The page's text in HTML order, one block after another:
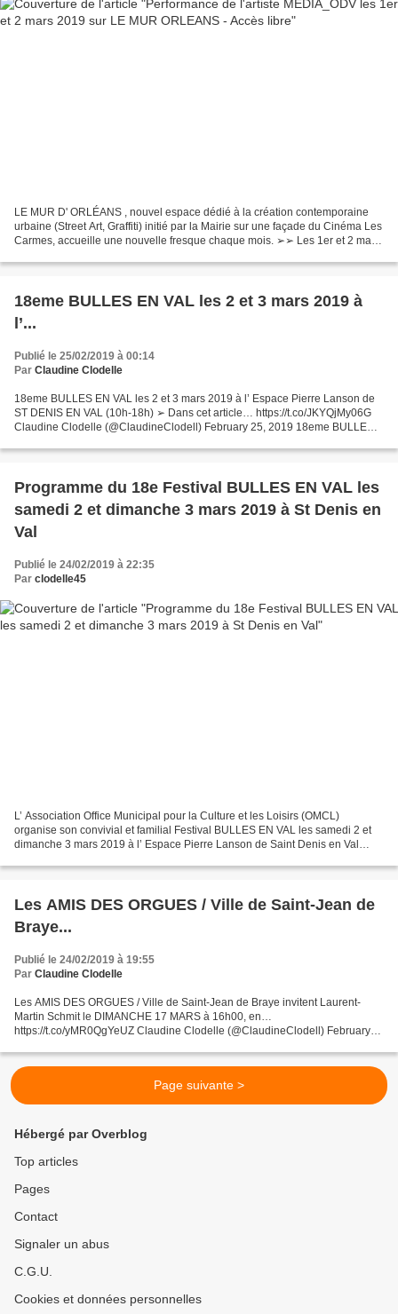
LE MUR D' ORLÉANS , nouvel espace dédié à la création contemporaine
urbaine (Street Art, Graffiti) initié par la Mairie sur une façade du Cinéma Les
Carmes, accueille une nouvelle fresque chaque mois. ➢➢ Les 1er et 2 mars
18eme BULLES EN VAL les 2 et 3 mars 2019 à
l’...
Publié le 25/02/2019 à 00:14
Par Claudine Clodelle
18eme BULLES EN VAL les 2 et 3 mars 2019 à l’ Espace Pierre Lanson de
ST DENIS EN VAL (10h-18h) ➢ Dans cet article… https://t.co/JKYQjMy06G
Claudine Clodelle (@ClaudineClodell) February 25, 2019 18eme BULLES
Programme du 18e Festival BULLES EN VAL les
samedi 2 et dimanche 3 mars 2019 à St Denis en
Val
Publié le 24/02/2019 à 22:35
Par clodelle45
L’ Association Office Municipal pour la Culture et les Loisirs (OMCL)
organise son convivial et familial Festival BULLES EN VAL les samedi 2 et
dimanche 3 mars 2019 à l’ Espace Pierre Lanson de Saint Denis en Val
Les AMIS DES ORGUES / Ville de Saint-Jean de
Braye...
Publié le 24/02/2019 à 19:55
Par Claudine Clodelle
Les AMIS DES ORGUES / Ville de Saint-Jean de Braye invitent Laurent-
Martin Schmit le DIMANCHE 17 MARS à 16h00, en…
https://t.co/yMR0QgYeUZ Claudine Clodelle (@ClaudineClodell) February
Page suivante >
Hébergé par Overblog
Top articles
Pages
Contact
Signaler un abus
C.G.U.
Cookies et données personnelles